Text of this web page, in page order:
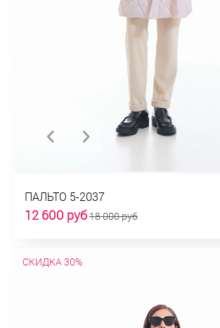
ПАЛЬТО 5-2037
12 600 руб18 000 руб
СКИДКА 30%